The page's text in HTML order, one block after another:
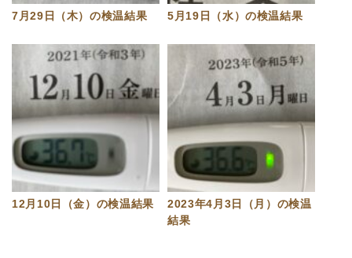
7月29日（木）の検温結果 5月19日（水）の検温結果
12月10日（金）の検温結果
2023年4月3日（月）の検温
結果